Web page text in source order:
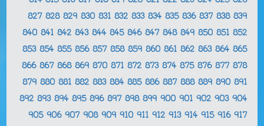
827 828 829 830 831 832 833 834 835 836 837 838 839
840 841 842 843 844 845 846 847 848 849 850 851 852
853 854 855 856 857 858 859 860 861 862 863 864 865
866 867 868 869 870 871 872 873 874 875 876 877 878
879 880 881 882 883 884 885 886 887 888 889 890 891
892 893 894 895 896 897 898 899 900 901 902 903 904
905 906 907 908 909 910 911 912 913 914 915 916 917